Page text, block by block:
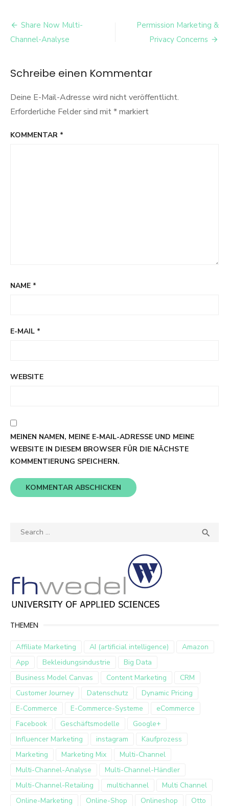
Beitrags-
Navigation
Share Now Multi-
Channel-Analyse
Permission Marketing &
Privacy Concerns
Schreibe einen Kommentar
Deine E-Mail-Adresse wird nicht veröffentlicht.
Erforderliche Felder sind mit*markiert
KOMMENTAR *
NAME *
E-MAIL *
WEBSITE
MEINEN NAMEN, MEINE E-MAIL-ADRESSE UND MEINE
WEBSITE IN DIESEM BROWSER FÜR DIE NÄCHSTE
KOMMENTIERUNG SPEICHERN.
Search

THEMEN
Affiliate Marketing AI (artificial intelligence)
Amazon
App
Bekleidungsindustrie
Big Data
Business Model Canvas
Content Marketing
CRM
Customer Journey
Datenschutz
Dynamic Pricing
E-Commerce
E-Commerce-Systeme
eCommerce
Facebook
Geschäftsmodelle
Google+
Influencer Marketing
instagram
Kaufprozess
Marketing
Marketing Mix
Multi-Channel
Multi-Channel-Analyse
Multi-Channel-Händler
Multi-Channel-Retailing
multichannel
Multi Channel
Online-Marketing
Online-Shop Onlineshop
Otto